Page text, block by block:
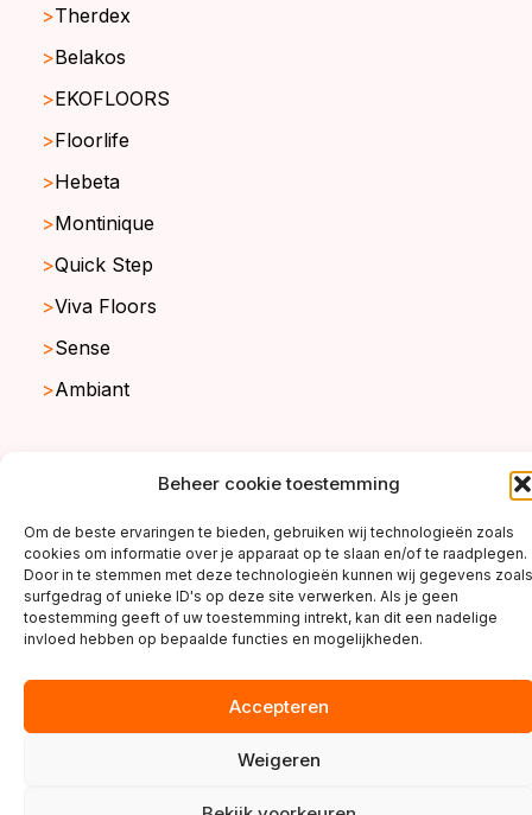
Beheer cookie toestemming
Om de beste ervaringen te bieden, gebruiken wij technologieën zoals
cookies om informatie over je apparaat op te slaan en/of te raadplegen.
Door in te stemmen met deze technologieën kunnen wij gegevens zoals
surfgedrag of unieke ID's op deze site verwerken. Als je geen
toestemming geeft of uw toestemming intrekt, kan dit een nadelige
invloed hebben op bepaalde functies en mogelijkheden.
Accepteren
Weigeren
Therdex
Belakos
EKOFLOORS
Floorlife
Hebeta
Montinique
Quick Step
Viva Floors
Sense
Ambiant